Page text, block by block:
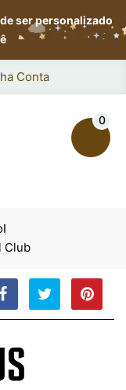
ser personalizado
Conta
0
Club